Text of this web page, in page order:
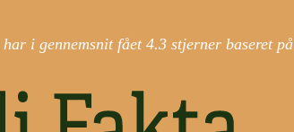
i gennemsnit fået 4.3 stjerner baseret på